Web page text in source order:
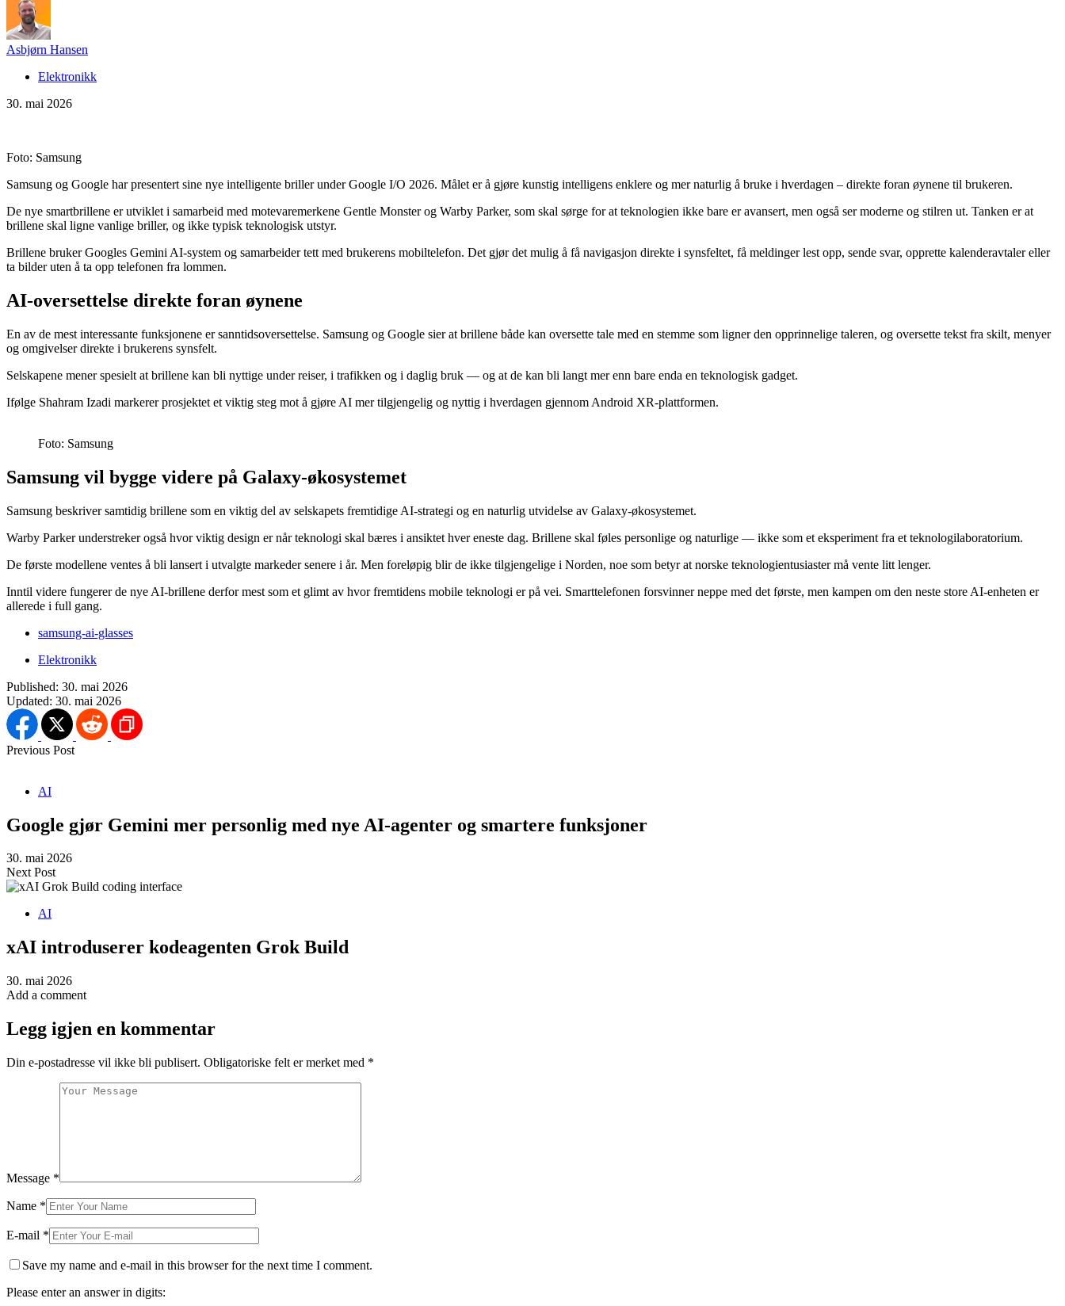
Asbjørn Hansen
Elektronikk
30. mai 2026
Foto: Samsung
Samsung og Google har presentert sine nye intelligente briller under Google I/O 2026. Målet er å gjøre kunstig intelligens enklere og mer naturlig å bruke i hverdagen – direkte foran øynene til brukeren.
De nye smartbrillene er utviklet i samarbeid med motevaremerkene Gentle Monster og Warby Parker, som skal sørge for at teknologien ikke bare er avansert, men også ser moderne og stilren ut. Tanken er at
brillene skal ligne vanlige briller, og ikke typisk teknologisk utstyr.
Brillene bruker Googles Gemini AI-system og samarbeider tett med brukerens mobiltelefon. Det gjør det mulig å få navigasjon direkte i synsfeltet, få meldinger lest opp, sende svar, opprette kalenderavtaler eller
ta bilder uten å ta opp telefonen fra lommen.
AI-oversettelse direkte foran øynene
En av de mest interessante funksjonene er sanntidsoversettelse. Samsung og Google sier at brillene både kan oversette tale med en stemme som ligner den opprinnelige taleren, og oversette tekst fra skilt, menyer
og omgivelser direkte i brukerens synsfelt.
Selskapene mener spesielt at brillene kan bli nyttige under reiser, i trafikken og i daglig bruk — og at de kan bli langt mer enn bare enda en teknologisk gadget.
Ifølge Shahram Izadi markerer prosjektet et viktig steg mot å gjøre AI mer tilgjengelig og nyttig i hverdagen gjennom Android XR-plattformen.
Foto: Samsung
Samsung vil bygge videre på Galaxy-økosystemet
Samsung beskriver samtidig brillene som en viktig del av selskapets fremtidige AI-strategi og en naturlig utvidelse av Galaxy-økosystemet.
Warby Parker understreker også hvor viktig design er når teknologi skal bæres i ansiktet hver eneste dag. Brillene skal føles personlige og naturlige — ikke som et eksperiment fra et teknologilaboratorium.
De første modellene ventes å bli lansert i utvalgte markeder senere i år. Men foreløpig blir de ikke tilgjengelige i Norden, noe som betyr at norske teknologientusiaster må vente litt lenger.
Inntil videre fungerer de nye AI-brillene derfor mest som et glimt av hvor fremtidens mobile teknologi er på vei. Smarttelefonen forsvinner neppe med det første, men kampen om den neste store AI-enheten er
allerede i full gang.
samsung-ai-glasses
Elektronikk
Published: 30. mai 2026
Updated: 30. mai 2026
Previous Post
AI
Google gjør Gemini mer personlig med nye AI-agenter og smartere funksjoner
30. mai 2026
Next Post
AI
xAI introduserer kodeagenten Grok Build
30. mai 2026
Add a comment
Legg igjen en kommentar
Din e-postadresse vil ikke bli publisert. Obligatoriske felt er merket med *
Message *
Name *
E-mail *
Save my name and e-mail in this browser for the next time I comment.
Please enter an answer in digits: